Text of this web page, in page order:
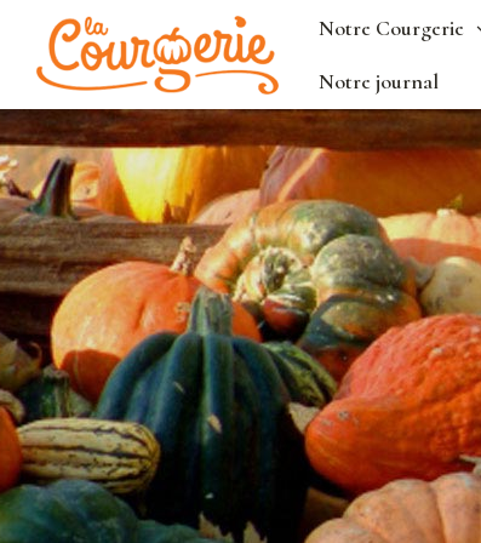
Notre Courgerie
Notre journal